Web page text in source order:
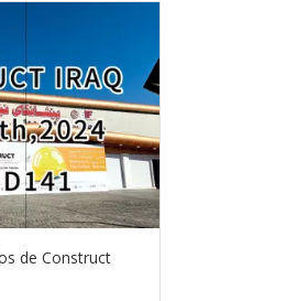
de Construct